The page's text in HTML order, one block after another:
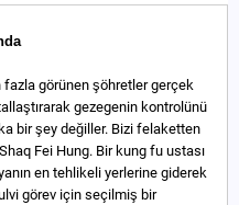
görünen şöhretler gerçek
gezegenin kontrolünü
bir şey değiller. Bizi felaketten
Fei Hung. Bir kung fu ustası
en tehlikeli yerlerine giderek
görev için seçilmiş bir